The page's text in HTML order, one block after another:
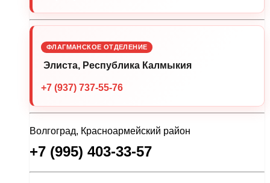
ФЛАГМАНСКОЕ ОТДЕЛЕНИЕ
Элиста, Республика Калмыкия
+7 (937) 737-55-76
Волгоград, Красноармейский район
+7 (995) 403-33-57